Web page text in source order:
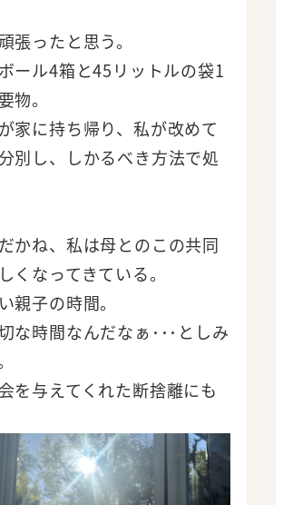
張ったと思う。
ール4箱と45リットルの袋1
物。
家に持ち帰り、私が改めて
別し、しかるべき方法で処
かね、私は母とのこの共同
くなってきている。
親子の時間。
な時間なんだなぁ･･･としみ
を与えてくれた断捨離にも